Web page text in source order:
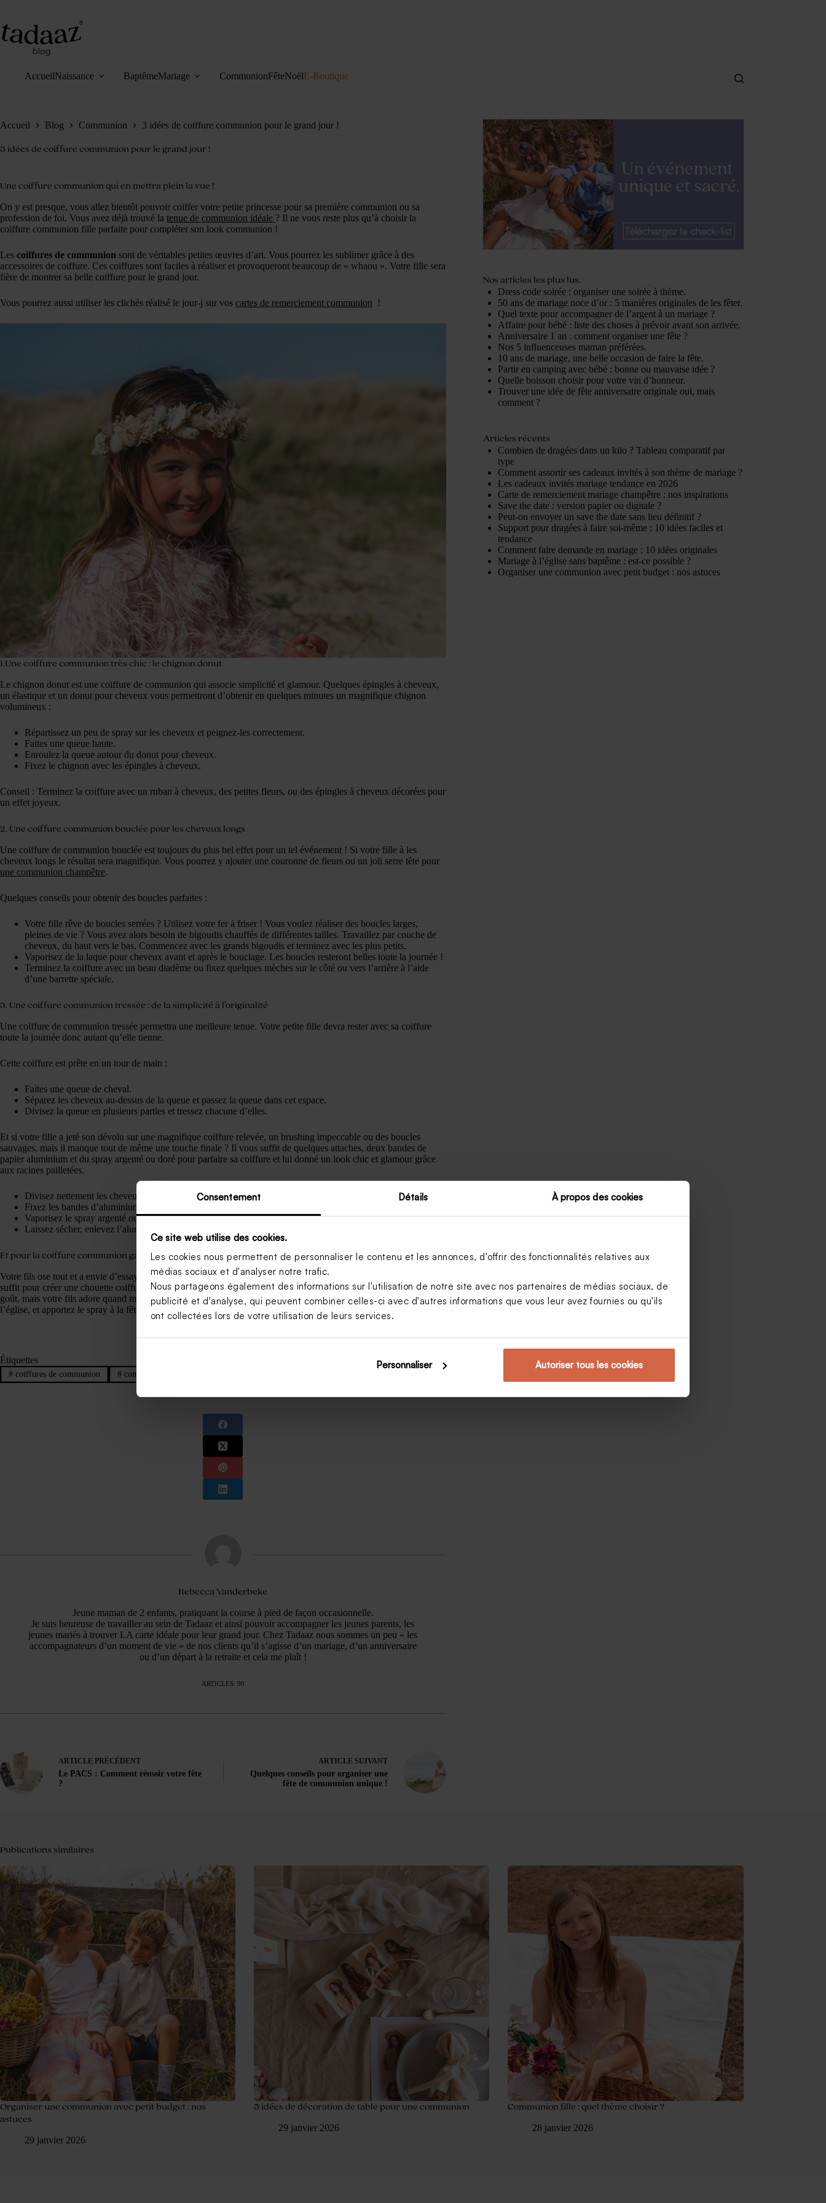
Consentement Détails À propos des cookies
Ce site web utilise des cookies.
Les cookies nous permettent de personnaliser le contenu et les annonces, d'offrir des fonctionnalités relatives aux
médias sociaux et d'analyser notre trafic.
Nous partageons également des informations sur l'utilisation de notre site avec nos partenaires de médias sociaux, de
publicité et d'analyse, qui peuvent combiner celles-ci avec d'autres informations que vous leur avez fournies ou qu'ils
ont collectées lors de votre utilisation de leurs services.
Personnaliser Autoriser tous les cookies
contenu
AccueilNaissance BaptêmeMariage CommunionFêteNoëlE-Boutique
Accueil Blog Communion 3 idées de coiffure communion pour le grand jour !
3 idées de coiffure communion pour le grand jour !
Une coiffure communion qui en mettra plein la vue !
On y est presque, vous allez bientôt pouvoir coiffer votre petite princesse pour sa première communion ou sa
profession de foi. Vous avez déjà trouvé la tenue de communion idéale ? Il ne vous reste plus qu’à choisir la
coiffure communion fille parfaite pour compléter son look communion !
Les coiffures de communion sont de véritables petites œuvres d’art. Vous pourrez les sublimer grâce à des
accessoires de coiffure. Ces coiffures sont faciles à réaliser et provoqueront beaucoup de « whaou ». Votre fille sera
fière de montrer sa belle coiffure pour le grand jour.
Vous pourrez aussi utiliser les clichés réalisé le jour-j sur vos cartes de remerciement communion !
1.Une coiffure communion très chic : le chignon donut
Le chignon donut est une coiffure de communion qui associe simplicité et glamour. Quelques épingles à cheveux,
un élastique et un donut pour cheveux vous permettront d’obtenir en quelques minutes un magnifique chignon
volumineux :
Répartissez un peu de spray sur les cheveux et peignez-les correctement.
Faites une queue haute.
Enroulez la queue autour du donut pour cheveux.
Fixez le chignon avec les épingles à cheveux.
Conseil : Terminez la coiffure avec un ruban à cheveux, des petites fleurs, ou des épingles à cheveux décorées pour
un effet joyeux.
2. Une coiffure communion bouclée pour les cheveux longs
Une coiffure de communion bouclée est toujours du plus bel effet pour un tel événement ! Si votre fille à les
cheveux longs le résultat sera magnifique. Vous pourrez y ajouter une couronne de fleurs ou un joli serre tête pour
une communion champêtre.
Quelques conseils pour obtenir des boucles parfaites :
Votre fille rêve de boucles serrées ? Utilisez votre fer à friser ! Vous voulez réaliser des boucles larges,
pleines de vie ? Vous avez alors besoin de bigoudis chauffés de différentes tailles. Travaillez par couche de
cheveux, du haut vers le bas. Commencez avec les grands bigoudis et terminez avec les plus petits.
Vaporisez de la laque pour cheveux avant et après le bouclage. Les boucles resteront belles toute la journée !
Terminez la coiffure avec un beau diadème ou fixez quelques mèches sur le côté ou vers l’arrière à l’aide
d’une barrette spéciale.
3. Une coiffure communion tressée : de la simplicité à l’originalité
Une coiffure de communion tressée permettra une meilleure tenue. Votre petite fille devra rester avec sa coiffure
toute la journée donc autant qu’elle tienne.
Cette coiffure est prête en un tour de main :
Faites une queue de cheval.
Séparez les cheveux au-dessus de la queue et passez la queue dans cet espace.
Divisez la queue en plusieurs parties et tressez chacune d’elles.
Et si votre fille a jeté son dévolu sur une magnifique coiffure relevée, un brushing impeccable ou des boucles
sauvages, mais il manque tout de même une touche finale ? Il vous suffit de quelques attaches, deux bandes de
papier aluminium et du spray argenté ou doré pour parfaire sa coiffure et lui donné un look chic et glamour grâce
aux racines pailletées.
Divisez nettement les cheveux.
Fixez les bandes d’aluminium avec les attaches pour que seule la raie reste découverte.
Vaporisez le spray argenté ou doré sur les racines.
Laissez sécher, enlevez l’aluminium, et le tour est joué
Et pour la coiffure communion garçon ?
Votre fils ose tout et a envie d’essayer autre chose que les traditionnels cheveux hérissés ? Un peu de spray coloré
suffit pour créer une chouette coiffure de communion ! Une coiffure très colorée constitue un choix trop osé à votre
goût, mais votre fils adore quand même cette idée ? Laissez la couleur de côté pour les photos de communion et
l’église, et apportez le spray à la fête.
Étiquettes
#coiffures de communion #communion
Rebecca Vanderbeke
Jeune maman de 2 enfants, pratiquant la course à pied de façon occasionnelle.
Je suis heureuse de travailler au sein de Tadaaz et ainsi pouvoir accompagner les jeunes parents, les
jeunes mariés à trouver LA carte idéale pour leur grand jour. Chez Tadaaz nous sommes un peu « les
accompagnateurs d’un moment de vie » de nos clients qu’il s’agisse d’un mariage, d’un anniversaire
ou d’un départ à la retraite et cela me plaît !
ARTICLES: 90
ARTICLE PRÉCÉDENT
Le PACS : Comment réussir votre fête
?
ARTICLE SUIVANT
Quelques conseils pour organiser une
fête de communion unique !
Nos articles les plus lus.
Dress code soirée : organiser une soirée à thème.
50 ans de mariage noce d’or : 5 manières originales de les fêter.
Quel texte pour accompagner de l’argent à un mariage ?
Affaire pour bébé : liste des choses à prévoir avant son arrivée.
Anniversaire 1 an : comment organiser une fête ?
Nos 5 influenceuses maman préférées.
10 ans de mariage, une belle occasion de faire la fête.
Partir en camping avec bébé : bonne ou mauvaise idée ?
Quelle boisson choisir pour votre vin d’honneur.
Trouver une idée de fête anniversaire originale oui, mais
comment ?
Articles récents
Combien de dragées dans un kilo ? Tableau comparatif par
type
Comment assortir ses cadeaux invités à son thème de mariage ?
Les cadeaux invités mariage tendance en 2026
Carte de remerciement mariage champêtre : nos inspirations
Save the date : version papier ou digitale ?
Peut-on envoyer un save the date sans lieu définitif ?
Support pour dragées à faire soi-même : 10 idées faciles et
tendance
Comment faire demande en mariage : 10 idées originales
Mariage à l’église sans baptême : est-ce possible ?
Organiser une communion avec petit budget : nos astuces
Publications similaires
Organiser une communion avec petit budget : nos
astuces
29 janvier 2026
5 idées de décoration de table pour une communion
29 janvier 2026
Communion fille : quel thème choisir ?
28 janvier 2026